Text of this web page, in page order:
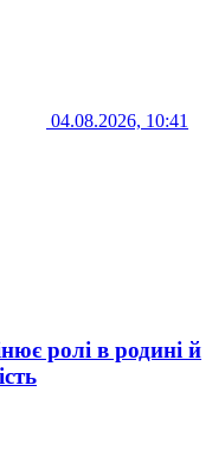
04.08.2026, 10:41
ролі в родині й